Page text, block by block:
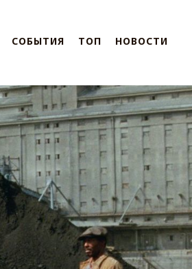
СОБЫТИЯ ТОП НОВОСТИ